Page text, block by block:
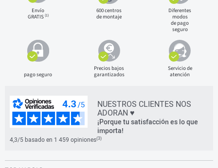
Envío
GRATIS(1)
600 centros
de montaje
Diferentes
modos
de pago
seguro
pago seguro
Precios bajos
garantizados
Servicio de
atención
NUESTROS CLIENTES NOS
ADORAN ♥
¡Porque tu satisfacción es lo que
importa!
4,3/5 basado en 1 459 opiniones(3)